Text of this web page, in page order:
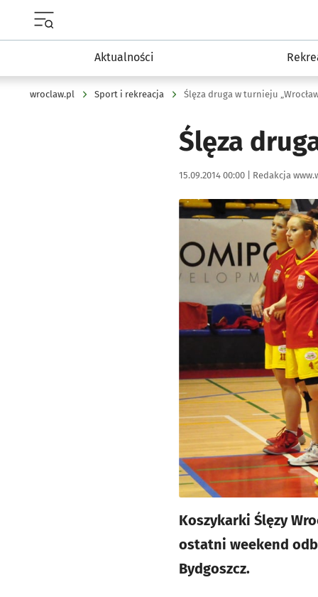
Aktualności
wroclaw.pl Sport i rekreacja Ślęza druga w turnieju
Ślęza
Data publikacji:
15.09.2014 00:00 | Autor:
Redakcja
Kliknij, aby powiększyć
Koszykarki Ślęzy
ostatni weekend
Bydgoszcz.